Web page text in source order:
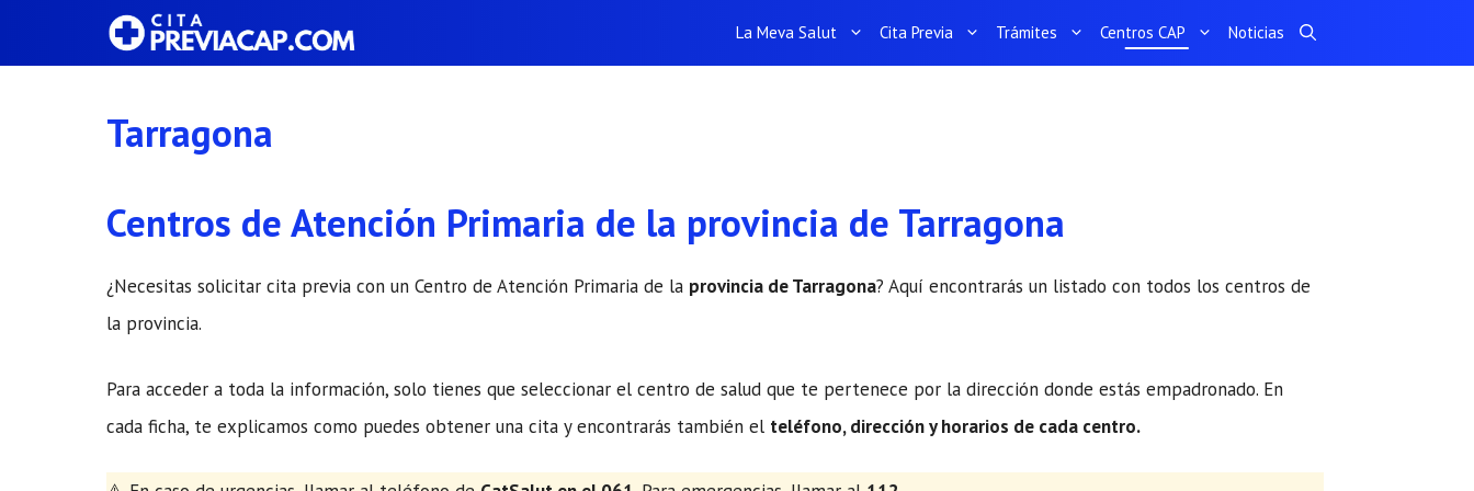
La Meva Salut Cita Previa Trámites Centros CAP Noticias
Tarragona
Centros de Atención Primaria de la provincia de Tarragona
¿Necesitas solicitar cita previa con un Centro de Atención Primaria de la provincia de Tarragona? Aquí encontrarás un listado con todos los centros de
la provincia.
Para acceder a toda la información, solo tienes que seleccionar el centro de salud que te pertenece por la dirección donde estás empadronado. En
cada ficha, te explicamos como puedes obtener una cita y encontrarás también el teléfono, dirección y horarios de cada centro.